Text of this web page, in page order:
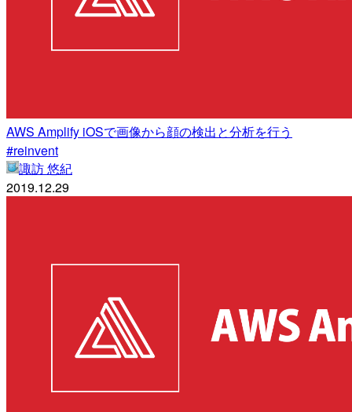
AWS Amplify iOSで画像から顔の検出と分析を行う
#reinvent
諏訪 悠紀
2019.12.29